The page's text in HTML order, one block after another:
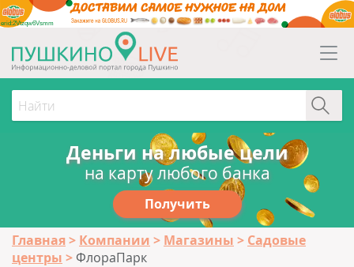
erid:2Vtzqw6Vsmm
Деньги на любые цели
на карту любого банка
Получить
Главная Компании Магазины
Садовые
центры
ФлораПарк